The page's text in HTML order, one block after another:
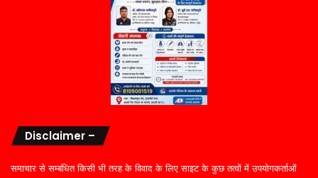
Disclaimer –
समाचार से सम्बंधित किसी भी तरह के विवाद के लिए साइट के कुछ तत्वों में उपयोगकर्ताओं